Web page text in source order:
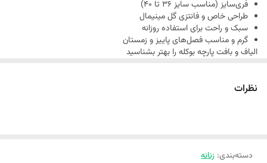
فری‌سایز (مناسب سایز 36 تا 40)
طراحی خاص و فانتزی گل مینیمال
سبک و راحت برای استفاده روزانه
گرم و مناسب فصل‌های پاییز و زمستان
الیاف و بافت پارچه بوکله را بهتر بشناسید
تولید این نخ کاملا تغییر کرده و در آن از انواع الیاف طبیعی و مصنوعی
نظرات
دسته‌بندی: زنانه